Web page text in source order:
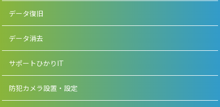
データ復旧
データ消去
サポートひかりIT
防犯カメラ設置・設定